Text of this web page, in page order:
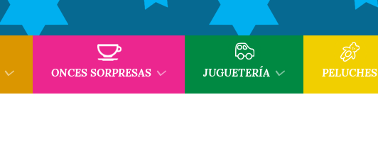
ONCES SORPRESAS JUGUETERÍA PELUCHES